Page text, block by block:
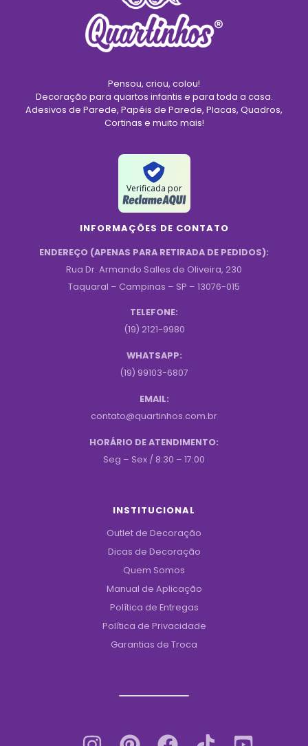
Pensou, criou, colou!
Decoração para quartos infantis e para toda a casa.
Adesivos de Parede, Papéis de Parede, Placas, Quadros,
Cortinas e muito mais!
Verificada por
INFORMAÇÕES DE CONTATO
ENDEREÇO (APENAS PARA RETIRADA DE PEDIDOS):
Rua Dr. Armando Salles de Oliveira, 230
Taquaral – Campinas – SP – 13076-015
TELEFONE:
(19) 2121-9980
WHATSAPP:
(19) 99103-6807
EMAIL:
contato@quartinhos.com.br
HORÁRIO DE ATENDIMENTO:
Seg – Sex / 8:30 – 17:00
INSTITUCIONAL
Outlet de Decoração
Dicas de Decoração
Quem Somos
Manual de Aplicação
Política de Entregas
Política de Privacidade
Garantias de Troca